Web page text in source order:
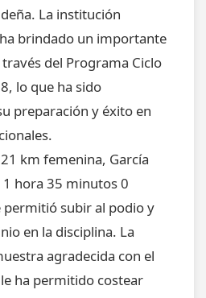
La institución
brindado un importante
del Programa Ciclo
lo que ha sido
preparación y éxito en
km femenina, García
hora 35 minutos 0
permitió subir al podio y
en la disciplina. La
agradecida con el
ha permitido costear